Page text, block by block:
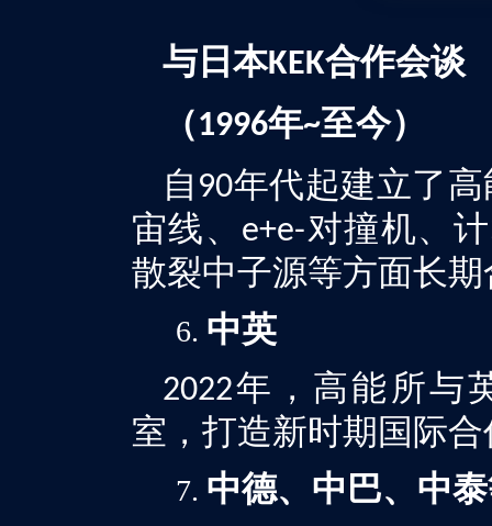
与日本KEK合作会谈
（1996年~至今）
自 90年代起建立了
宙线、 e+e-对撞机、
散裂中子源等方面长
中英
2022年，高能所与
室，打造新时期国际
中德、中巴、中